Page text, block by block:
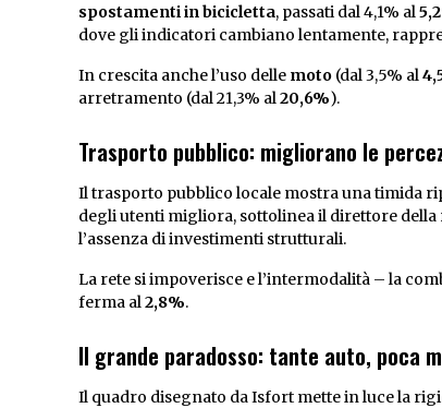
spostamenti in bicicletta, passati dal 4,1% al
dove gli indicatori cambiano lentamente,
In crescita anche l’uso delle moto (dal 3,5% al
arretramento (dal 21,3% al 20,6%).
Trasporto pubblico: migliorano le
Il trasporto pubblico locale mostra una timida
degli utenti migliora, sottolinea il direttore della
l’assenza di investimenti strutturali.
La rete si impoverisce e l’intermodalità – la
ferma al 2,8%.
Il grande paradosso: tante auto, poca
Il quadro disegnato da Isfort mette in luce la